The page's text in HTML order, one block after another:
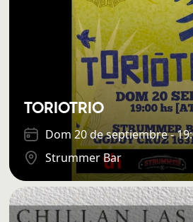
TORIOTRIO
Dom 20 de septiembre -
Strummer Bar